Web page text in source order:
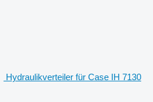
Hydraulikverteiler für Case IH 7130